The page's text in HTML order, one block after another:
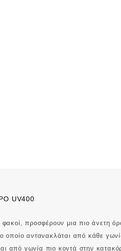
UV400
προσφέρουν μια πιο άνετη
οποίο αντανακλάται από κάθε
από γωνία πιο κοντά στην